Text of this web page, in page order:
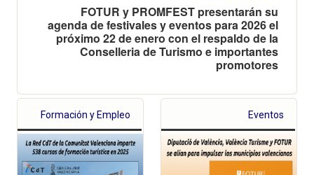
FOTUR y PROMFEST presentarán su
agenda de festivales y eventos para 2026 el
próximo 22 de enero con el respaldo de la
Conselleria de Turismo e importantes
promotores
Formación y Empleo Eventos